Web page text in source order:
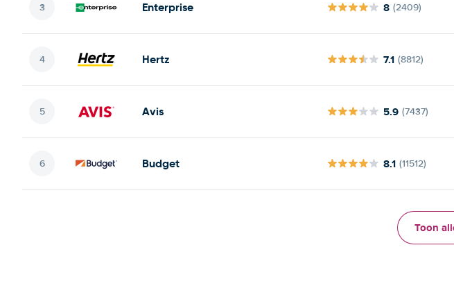
Enterprise 8 (2409)
Hertz 7.1 (8812)
Avis 5.9 (7437)
Budget 8.1 (11512)
Toon